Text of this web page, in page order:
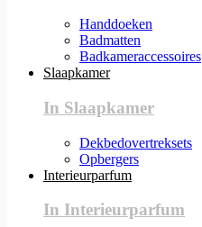
Handdoeken
Badmatten
Badkameraccessoires
Slaapkamer
In Slaapkamer
Dekbedovertreksets
Opbergers
Interieurparfum
In Interieurparfum